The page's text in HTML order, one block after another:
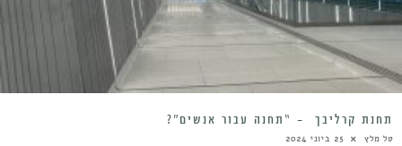
תחנת קרליבך – “תחנה עבור אנשים”?
טל מלץ 25 ביוני 2024